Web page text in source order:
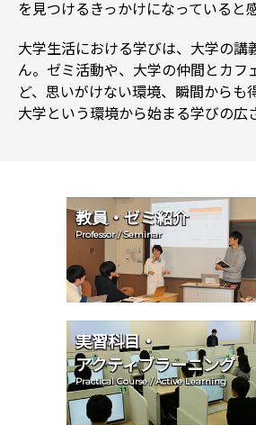
を見つけるきっかけになっていると
大学生活における学びは、大学の講
ん。ゼミ活動や、大学の仲間とカフ
ど、思いがけない環境、瞬間からも
大学という環境から始まる学びの広
教員・ゼミ紹介
Professor / Seminar
実習科目・
アクティブラーニング
Practical Course / Active Learning